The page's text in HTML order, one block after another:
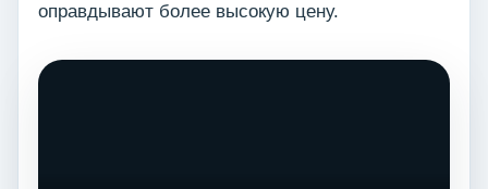
оправдывают более высокую цену.